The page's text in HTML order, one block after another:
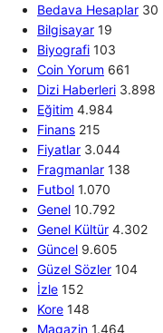
Bedava Hesaplar 30
Bilgisayar 19
Biyografi 103
Coin Yorum 661
Dizi Haberleri 3.898
Eğitim 4.984
Finans 215
Fiyatlar 3.044
Fragmanlar 138
Futbol 1.070
Genel 10.792
Genel Kültür 4.302
Güncel 9.605
Güzel Sözler 104
İzle 152
Kore 148
Magazin 1.464